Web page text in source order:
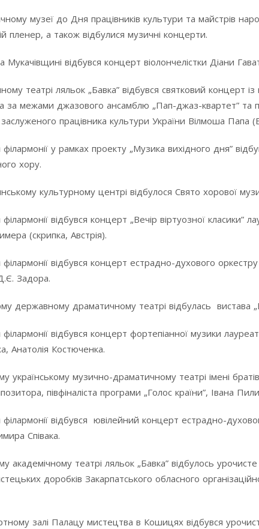
музеї до Дня працівників культури та майстрів
пленер, а також відбулися музичні концерти.
відбувся концерт віолончелістки Діани
театрі ляльок „Бавка” відбувся святковий концерт
за межами джазового ансамблю „Пап-джаз-квартет” та
працівника культури України Вілмоша Папа
у рамках проекту „Музика вихідного дня”
хору.
культурному центрі відбулося Свято хорової
відбувся концерт „Вечір віртуозної класики”
(скрипка, Австрія).
відбувся концерт естрадно-духового
Задора.
державному драматичному театрі відбулась вистава
відбувся концерт фортепіанної музики
Анатолія Костюченка.
українському музично-драматичному театрі імені
півфіналіста програми „Голос країни”, Івана
філармонії відбувся ювілейний концерт естрадно-
Співака.
академічному театрі ляльок „Бавка” відбулось
доробків Закарпатського обласного
залі Палацу мистецтва в Кошицях відбувся